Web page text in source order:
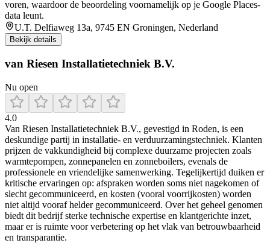
voren, waardoor de beoordeling voornamelijk op je Google Places-
data leunt.
U.T. Delfiaweg 13a, 9745 EN Groningen, Nederland
Bekijk details
van Riesen Installatietechniek B.V.
Nu open
4.0
Van Riesen Installatietechniek B.V., gevestigd in Roden, is een
deskundige partij in installatie- en verduurzamingstechniek. Klanten
prijzen de vakkundigheid bij complexe duurzame projecten zoals
warmtepompen, zonnepanelen en zonneboilers, evenals de
professionele en vriendelijke samenwerking. Tegelijkertijd duiken er
kritische ervaringen op: afspraken worden soms niet nagekomen of
slecht gecommuniceerd, en kosten (vooral voorrijkosten) worden
niet altijd vooraf helder gecommuniceerd. Over het geheel genomen
biedt dit bedrijf sterke technische expertise en klantgerichte inzet,
maar er is ruimte voor verbetering op het vlak van betrouwbaarheid
en transparantie.